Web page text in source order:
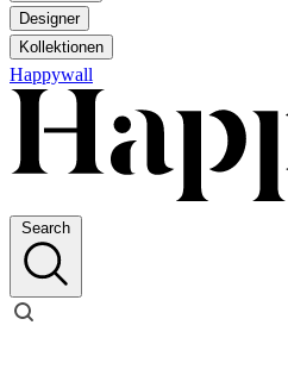
Designer
Kollektionen
Happywall
Search